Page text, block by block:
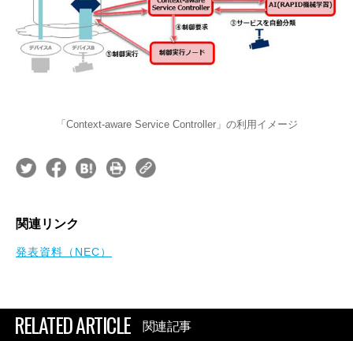
「Context-aware Service Controller」の利用イメージ
関連リンク
発表資料（NEC）
RELATED ARTICLE 関連記事